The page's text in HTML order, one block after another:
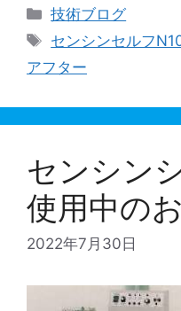
カ
テ
リ
技術ブログ
タ
グ
センシンセルフ
アフター
センシン
使用中の
2022年7月30日